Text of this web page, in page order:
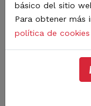
básico del sitio
Para obtener más
política de cookies